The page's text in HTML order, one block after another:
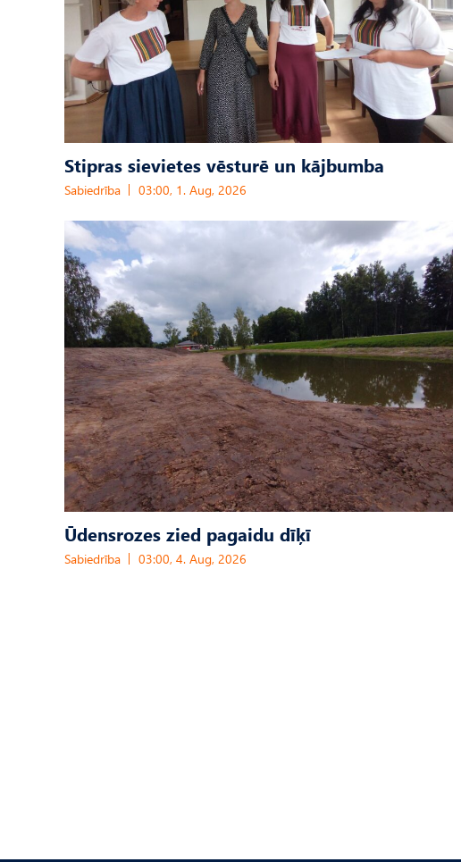
Stipras sievietes vēsturē un kājbumba
Sabiedrība 03:00, 1. Aug, 2026
Ūdensrozes zied pagaidu dīķī
Sabiedrība 03:00, 4. Aug, 2026